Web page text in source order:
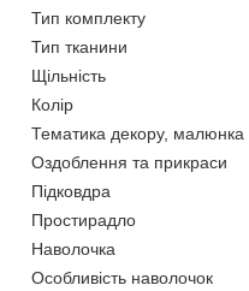
Тип комплекту
Тип тканини
Щільність
Колір
Тематика декору, малюнка
Оздоблення та прикраси
Підковдра
Простирадло
Наволочка
Особливість наволочок